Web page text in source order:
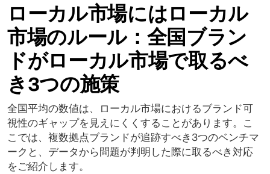
ローカル市場にはローカル
市場のルール：全国ブラン
ドがローカル市場で取るべ
き3つの施策
全国平均の数値は、ローカル市場におけるブランド可
視性のギャップを見えにくくすることがあります。こ
こでは、複数拠点ブランドが追跡すべき3つのベンチマ
ークと、データから問題が判明した際に取るべき対応
をご紹介します。